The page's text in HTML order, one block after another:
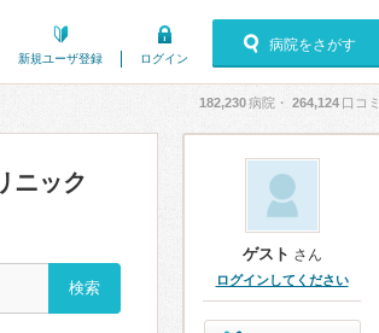
新規ユーザ登録 ログイン
病院をさがす
182,230病院・ 264,124 口コミ
ニック
ゲスト さん
ログインしてください